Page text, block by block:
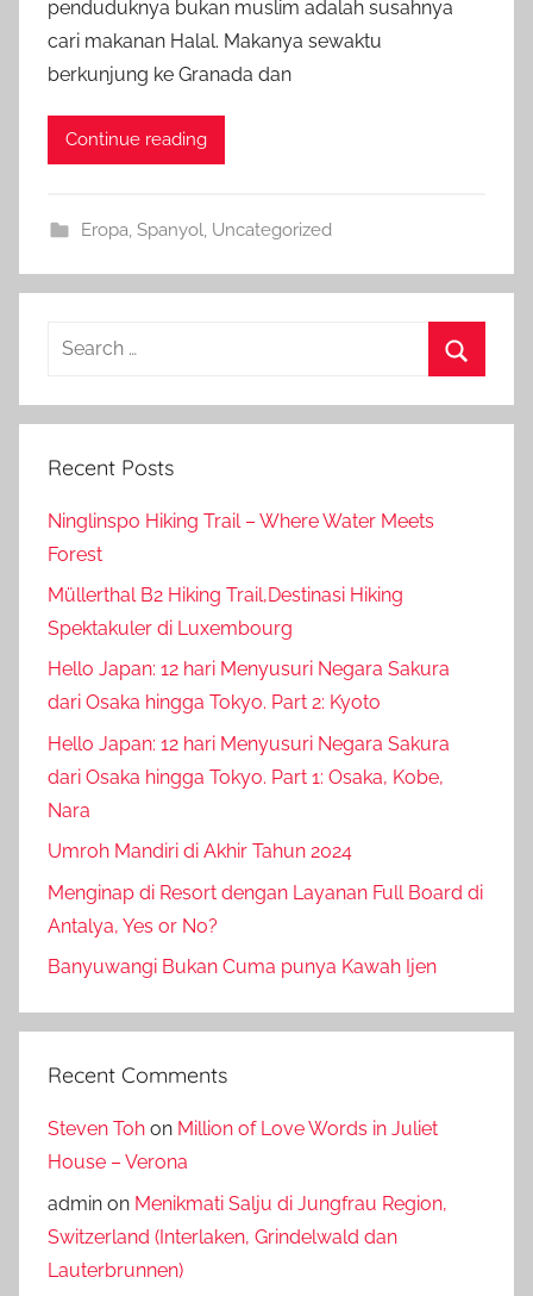
penduduknya bukan muslim adalah susahnya
cari makanan Halal. Makanya sewaktu
berkunjung ke Granada dan
Continue reading
Eropa Spanyol Uncategorized
Search
Recent Posts
Ninglinspo Hiking Trail – Where Water Meets
Forest
Müllerthal B2 Hiking Trail,Destinasi Hiking
Spektakuler di Luxembourg
Hello Japan: 12 hari Menyusuri Negara Sakura
dari Osaka hingga Tokyo. Part 2: Kyoto
Hello Japan: 12 hari Menyusuri Negara Sakura
dari Osaka hingga Tokyo. Part 1: Osaka, Kobe,
Nara
Umroh Mandiri di Akhir Tahun 2024
Menginap di Resort dengan Layanan Full Board di
Antalya, Yes or No?
Banyuwangi Bukan Cuma punya Kawah Ijen
Recent Comments
Steven Toh on Million of Love Words in Juliet
House – Verona
admin on Menikmati Salju di Jungfrau Region,
Switzerland (Interlaken, Grindelwald dan
Lauterbrunnen)